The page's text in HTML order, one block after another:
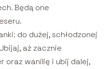
Będą one
do dużej, schłodzonej
aż zacznie
oraz wanilię i ubij dalej,